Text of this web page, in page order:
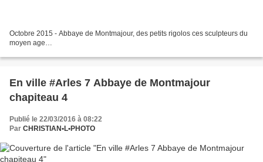
Octobre 2015 - Abbaye de Montmajour, des petits rigolos ces sculpteurs du
moyen age…
En ville #Arles 7 Abbaye de Montmajour
chapiteau 4
Publié le 22/03/2016 à 08:22
Par CHRISTIAN•L•PHOTO